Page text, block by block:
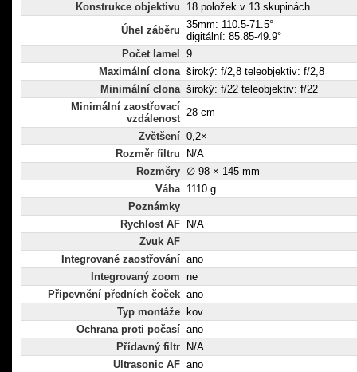
Konstrukce objektivu
18 položek v 13 skupinách
Úhel záběru 35mm: 110.5-71.5°
digitální: 85.85-49.9°
Počet lamel
9
Maximální clona široký: f/2,8 teleobjektiv: f/2,8
Minimální clona široký: f/22 teleobjektiv: f/22
Minimální zaostřovací
vzdálenost
28 cm
Zvětšení 0,2×
Rozměr filtru
N/A
Rozměry ∅ 98 × 145 mm
Váha 1110 g
Poznámky
Rychlost AF
N/A
Zvuk AF
Integrované zaostřování ano
Integrovaný zoom ne
Připevnění předních čoček ano
Typ montáže
kov
Ochrana proti počasí ano
Přídavný filtr
N/A
Ultrasonic AF ano